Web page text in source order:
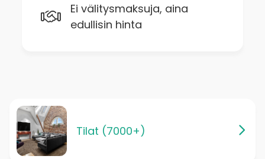
Ei välitysmaksuja, aina
edullisin hinta
Tilat (7000+)